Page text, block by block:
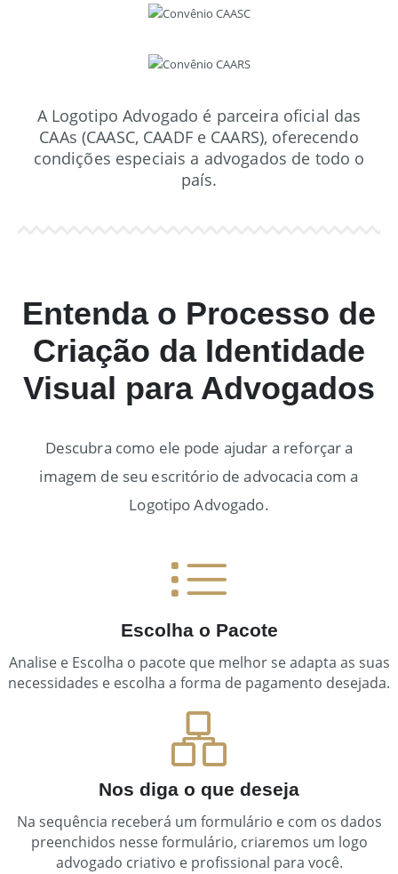
A Logotipo Advogado é parceira oficial das
CAAs (CAASC, CAADF e CAARS), oferecendo
condições especiais a advogados de todo o
país.
Entenda o Processo de
Criação da Identidade
Visual para Advogados
Descubra como ele pode ajudar a reforçar a
imagem de seu escritório de advocacia com a
Logotipo Advogado.
Escolha o Pacote
Analise e Escolha o pacote que melhor se adapta as suas
necessidades e escolha a forma de pagamento desejada.
Nos diga o que deseja
Na sequência receberá um formulário e com os dados
preenchidos nesse formulário, criaremos um logo
advogado criativo e profissional para você.